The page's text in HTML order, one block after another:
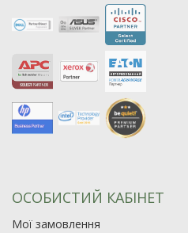
ОСОБИСТИЙ КАБІНЕТ
Мої замовлення